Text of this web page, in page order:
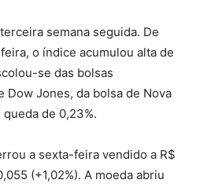
semana seguida. De
o índice acumulou alta de
se das bolsas
Dow Jones, da bolsa de Nova
de 0,23%.
a sexta-feira vendido a R$
(+1,02%). A moeda abriu